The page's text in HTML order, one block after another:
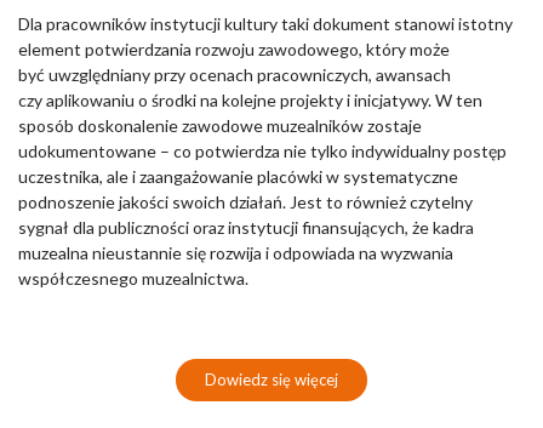
Dla pracowników instytucji kultury taki dokument stanowi istotny
element potwierdzania rozwoju zawodowego, który może
być uwzględniany przy ocenach pracowniczych, awansach
czy aplikowaniu o środki na kolejne projekty i inicjatywy. W ten
sposób doskonalenie zawodowe muzealników zostaje
udokumentowane – co potwierdza nie tylko indywidualny postęp
uczestnika, ale i zaangażowanie placówki w systematyczne
podnoszenie jakości swoich działań. Jest to również czytelny
sygnał dla publiczności oraz instytucji finansujących, że kadra
muzealna nieustannie się rozwija i odpowiada na wyzwania
współczesnego muzealnictwa.
Dowiedz się więcej